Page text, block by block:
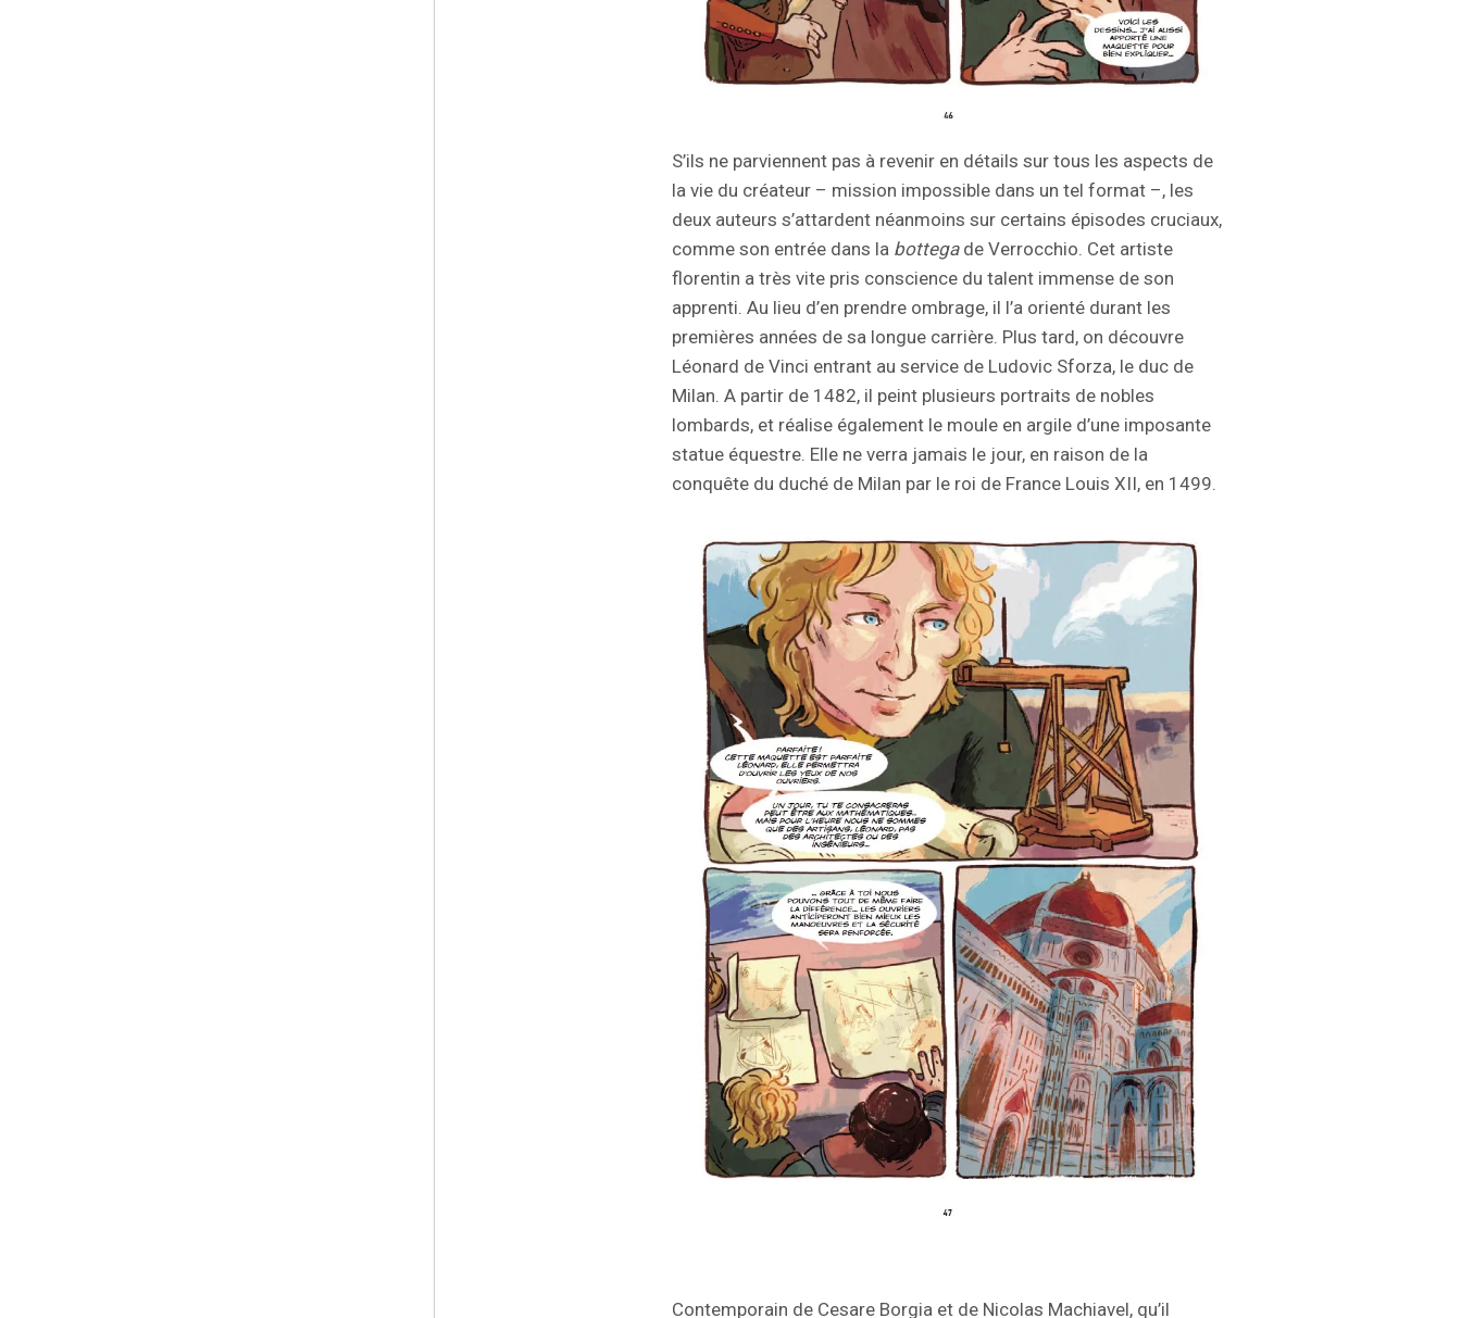
S’ils ne parviennent pas à revenir en détails sur tous les aspects de
la vie du créateur – mission impossible dans un tel format –, les
deux auteurs s’attardent néanmoins sur certains épisodes cruciaux,
comme son entrée dans la bottegade Verrocchio. Cet artiste
florentin a très vite pris conscience du talent immense de son
apprenti. Au lieu d’en prendre ombrage, il l’a orienté durant les
premières années de sa longue carrière. Plus tard, on découvre
Léonard de Vinci entrant au service de Ludovic Sforza, le duc de
Milan. A partir de 1482, il peint plusieurs portraits de nobles
lombards, et réalise également le moule en argile d’une imposante
statue équestre. Elle ne verra jamais le jour, en raison de la
conquête du duché de Milan par le roi de France Louis XII, en 1499.
Contemporain de Cesare Borgia et de Nicolas Machiavel, qu’il